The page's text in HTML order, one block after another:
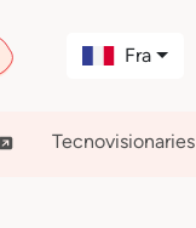
Fra
Tecnovisionaries